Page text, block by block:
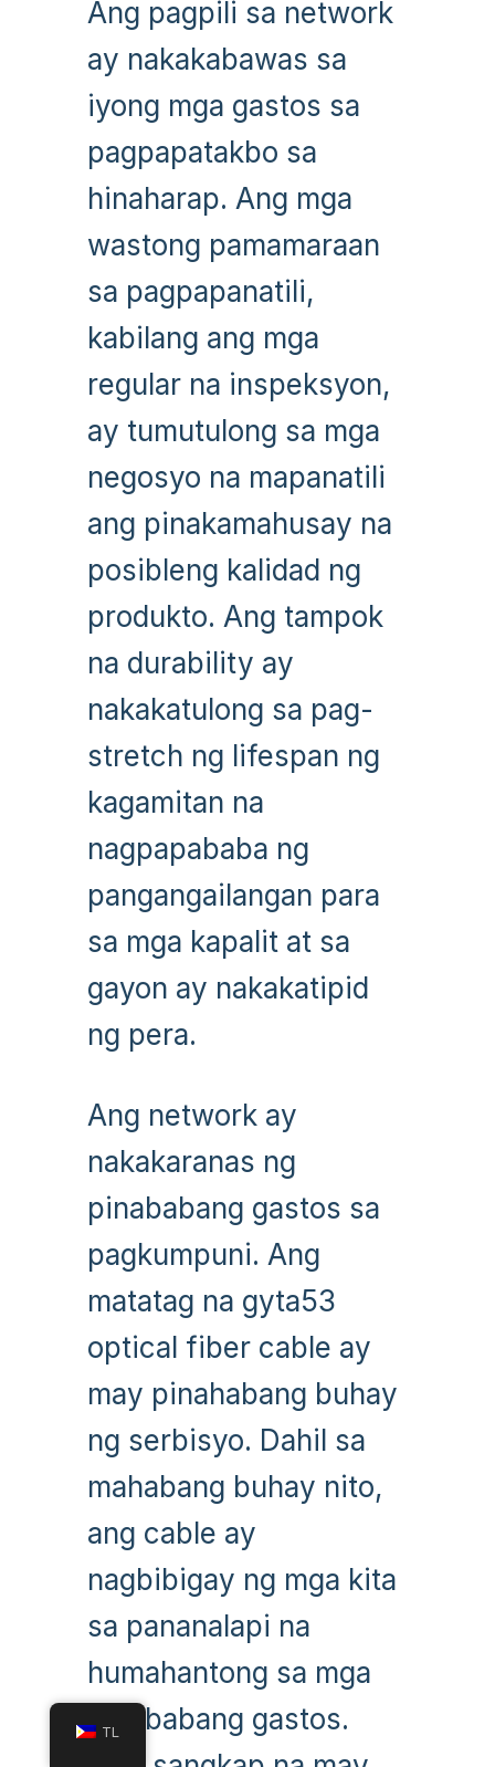
Ang pagpili sa network
ay nakakabawas sa
iyong mga gastos sa
pagpapatakbo sa
hinaharap. Ang mga
wastong pamamaraan
sa pagpapanatili,
kabilang ang mga
regular na inspeksyon,
ay tumutulong sa mga
negosyo na mapanatili
ang pinakamahusay na
posibleng kalidad ng
produkto. Ang tampok
na durability ay
nakakatulong sa pag-
stretch ng lifespan ng
kagamitan na
nagpapababa ng
pangangailangan para
sa mga kapalit at sa
gayon ay nakakatipid
ng pera.
Ang network ay
nakakaranas ng
pinababang gastos sa
pagkumpuni. Ang
matatag na gyta53
optical fiber cable ay
may pinahabang buhay
ng serbisyo. Dahil sa
mahabang buhay nito,
ang cable ay
nagbibigay ng mga kita
sa pananalapi na
humahantong sa mga
pinababang gastos.
TL